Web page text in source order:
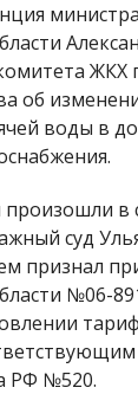
ЖКХ
об
воды в
в
суд
признал
№06-
РФ №520.